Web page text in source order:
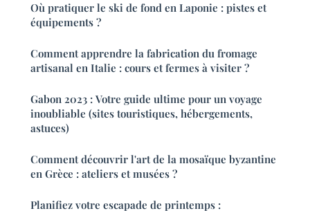
Où pratiquer le ski de fond en Laponie : pistes et
équipements ?
Comment apprendre la fabrication du fromage
artisanal en Italie : cours et fermes à visiter ?
Gabon 2023 : Votre guide ultime pour un voyage
inoubliable (sites touristiques, hébergements,
astuces)
Comment découvrir l'art de la mosaïque byzantine
en Grèce : ateliers et musées ?
Planifiez votre escapade de printemps :